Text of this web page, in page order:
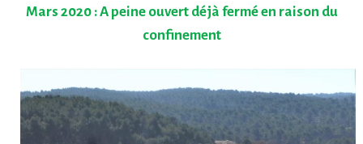
Mars 2020 : A peine ouvert déjà fermé en raison du
confinement